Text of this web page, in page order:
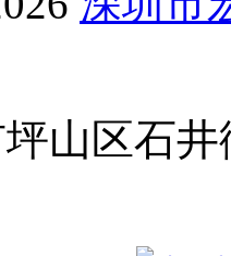
山区石